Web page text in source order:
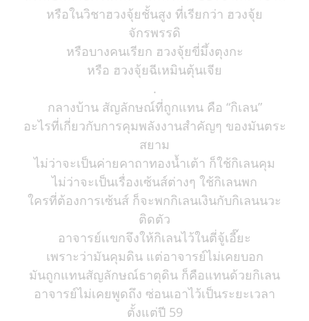
หรือในวิชาฮวงจุ้ยชั้นสูง ที่เรียกว่า ฮวงจุ้ย
จักรพรรดิ
หรือบางคนเรียก ฮวงจุ้ยขี่มึ้งตุงกะ
หรือ ฮวงจุ้ยฉีเหมินตุ้นเจีย
.
กลางบ้าน สัญลักษณ์ที่ถูกแทน คือ “กิเลน”
อะไรที่เกี่ยวกับการคุมพลังงานสำคัญๆ ของมันตระ
สยาม
ไม่ว่าจะเป็นค่ายคาถาทองน้ำเต้า ก็ใช้กิเลนคุม
ไม่ว่าจะเป็นเรื่องเซ้นส์ต่างๆ ใช้กิเลนพก
ใครที่ต้องการเซ้นส์ ก็จะพกกิเลนเงินกับกิเลนนวะ
ติดตัว
อาจารย์แขกจึงให้กิเลนไว้ในตี่จู้เอี๊ยะ
เพราะว่ามันคุมดิน แต่อาจารย์ไม่เคยบอก
มันถูกแทนสัญลักษณ์ธาตุดิน ก็คือแทนด้วยกิเลน
อาจารย์ไม่เคยพูดถึง ซ่อนเอาไว้เป็นระยะเวลา
ตั้งแต่ปี 59